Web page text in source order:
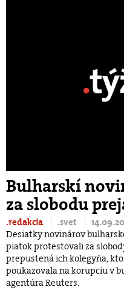
Bulharskí
za slobodu
.redakcia .svet
Desiatky novinárov
piatok protestovali za
prepustená ich kolegyňa,
poukazovala na korupciu v
agentúra Reuters.